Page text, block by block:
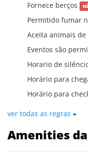
Fornece berços
Permitido fumar
Aceita animais
Eventos são
Horario de
Horário para
Horário para
ver todas as regras
Amenities